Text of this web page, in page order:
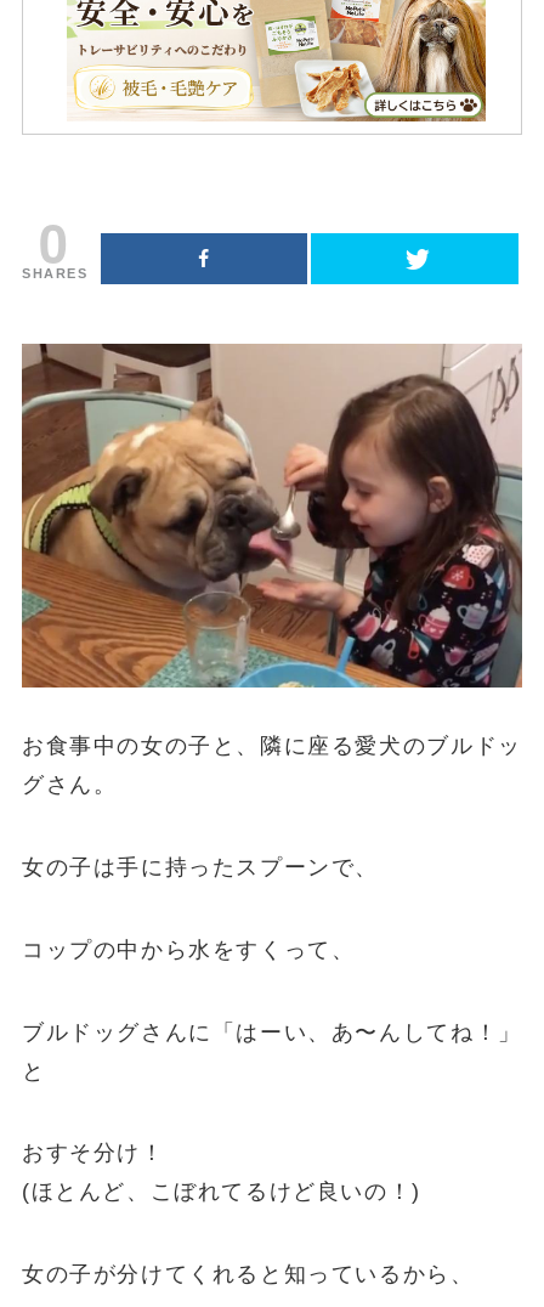
0
SHARES
お食事中の女の子と、隣に座る愛犬のブルドッ
グさん。
女の子は手に持ったスプーンで、
コップの中から水をすくって、
ブルドッグさんに「はーい、あ〜んしてね！」
と
おすそ分け！
(ほとんど、こぼれてるけど良いの！)
女の子が分けてくれると知っているから、